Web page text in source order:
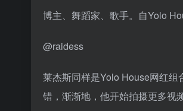
博主、舞蹈家、歌手。自Yolo
@raidess
莱杰斯同样是Yolo House网红
错，渐渐地，他开始拍摄更多视